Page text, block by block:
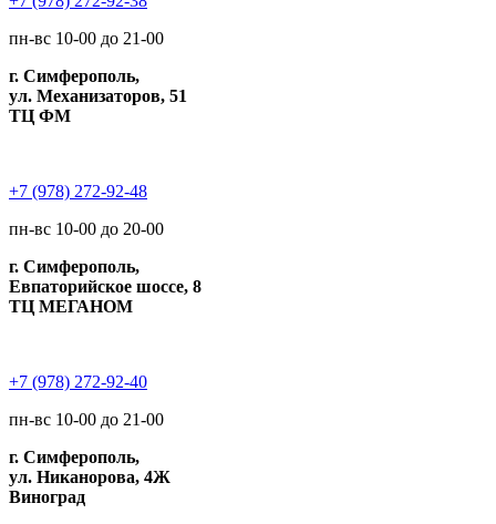
пн-вс 10-00 до 21-00
г. Симферополь,
ул. Механизаторов, 51
ТЦ ФМ
+7 (978) 272-92-48
пн-вс 10-00 до 20-00
г. Симферополь,
Евпаторийское шоссе, 8
ТЦ МЕГАНОМ
+7 (978) 272-92-40
пн-вс 10-00 до 21-00
г. Симферополь,
ул. Никанорова, 4Ж
Виноград